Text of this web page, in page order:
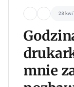
28 kwi
mnie